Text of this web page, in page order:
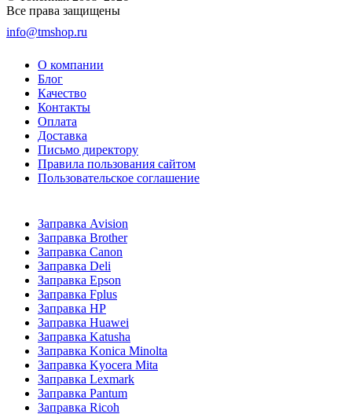
Все права защищены
info@tmshop.ru
О компании
Блог
Качество
Контакты
Оплата
Доставка
Письмо директору
Правила пользования сайтом
Пользовательское соглашение
Заправка Avision
Заправка Brother
Заправка Canon
Заправка Deli
Заправка Epson
Заправка Fplus
Заправка HP
Заправка Huawei
Заправка Katusha
Заправка Konica Minolta
Заправка Kyocera Mita
Заправка Lexmark
Заправка Pantum
Заправка Ricoh